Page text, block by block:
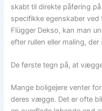
skabt til direkte påføring
specifikke egenskaber
Flügger Dekso, kan man
efter rullen eller maling,
De første tegn på, at
Mange boligejere venter
deres vægge. Det er ofte